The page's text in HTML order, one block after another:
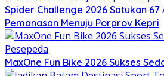
Spider Challenge 2026 Satukan
Pemanasan Menuju Porprov Kepri
MaxOne Fun Bike 2026 Sukses